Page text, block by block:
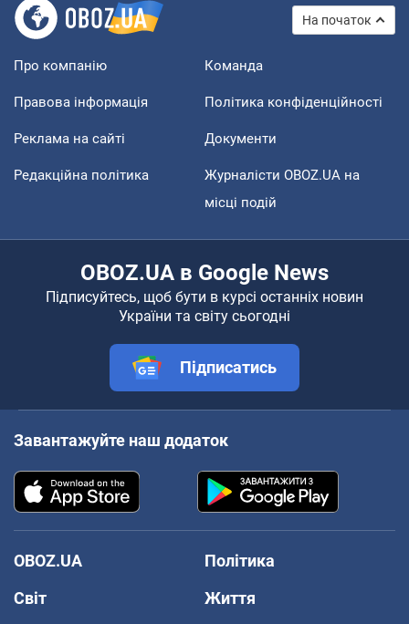
На початок
Про компанію Команда
Правова інформація Політика конфіденційності
Реклама на сайті Документи
Редакційна політика
Журналісти OBOZ.UA на
місці подій
OBOZ.UA в Google News
Підписуйтесь, щоб бути в курсі останніх новин
України та світу сьогодні
Підписатись
Завантажуйте наш додаток
OBOZ.UA
Політика
Світ
Життя